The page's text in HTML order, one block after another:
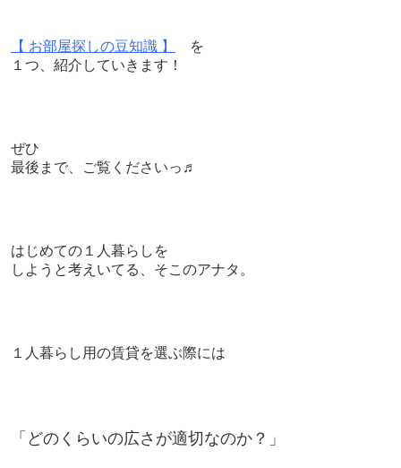
【 お部屋探しの豆知識 】
を
１つ、紹介していきます！
ぜひ
最後まで、ご覧くださいっ♬
はじめての１人暮らしを
しようと考えいてる、そこのアナタ。
１人暮らし用の賃貸を選ぶ際には
「どのくらいの広さが適切なのか？」